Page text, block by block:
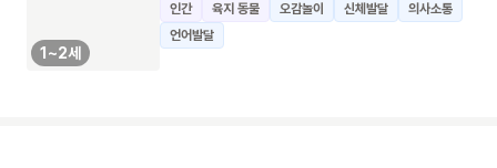
1~2세
인간 육지 동물 오감놀이 신체발달
의사소통
언어발달